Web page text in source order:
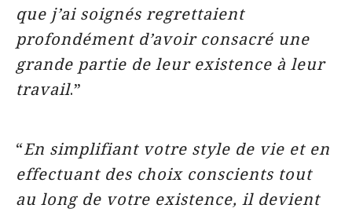
que j’ai soignés regrettaient
profondément d’avoir consacré une
grande partie de leur existence à leur
travail.”
“En simplifiant votre style de vie et en
effectuant des choix conscients tout
au long de votre existence, il devient